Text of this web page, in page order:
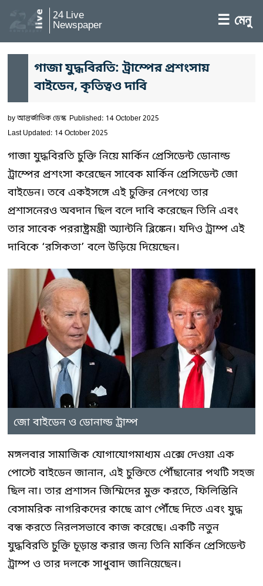
24 Live
Newspaper ☰ মেনু
গাজা যুদ্ধবিরতি: ট্রাম্পের প্রশংসায়
বাইডেন, কৃতিত্বও দাবি
byআন্তর্জাতিক ডেস্ক Published: 14 October 2025
Last Updated: 14 October 2025
গাজা যুদ্ধবিরতি চুক্তি নিয়ে মার্কিন প্রেসিডেন্ট ডোনাল্ড
ট্রাম্পের প্রশংসা করেছেন সাবেক মার্কিন প্রেসিডেন্ট জো
বাইডেন। তবে একইসঙ্গে এই চুক্তির নেপথ্যে তার
প্রশাসনেরও অবদান ছিল বলে দাবি করেছেন তিনি এবং
তার সাবেক পররাষ্ট্রমন্ত্রী অ্যান্টনি ব্লিঙ্কেন। যদিও ট্রাম্প এই
দাবিকে ‘রসিকতা’ বলে উড়িয়ে দিয়েছেন।
জো বাইডেন ও ডোনাল্ড ট্রাম্প
মঙ্গলবার সামাজিক যোগাযোগমাধ্যম এক্সে দেওয়া এক
পোস্টে বাইডেন জানান, এই চুক্তিতে পৌঁছানোর পথটি সহজ
ছিল না। তার প্রশাসন জিম্মিদের মুক্ত করতে, ফিলিস্তিনি
বেসামরিক নাগরিকদের কাছে ত্রাণ পৌঁছে দিতে এবং যুদ্ধ
বন্ধ করতে নিরলসভাবে কাজ করেছে। একটি নতুন
যুদ্ধবিরতি চুক্তি চূড়ান্ত করার জন্য তিনি মার্কিন প্রেসিডেন্ট
ট্রাম্প ও তার দলকে সাধুবাদ জানিয়েছেন।